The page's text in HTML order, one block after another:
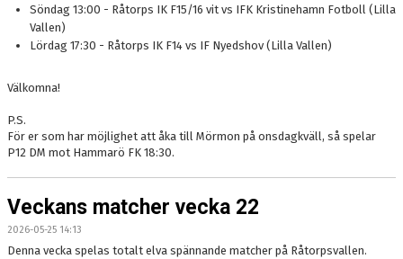
Söndag 13:00 - Råtorps IK F15/16 vit vs IFK Kristinehamn Fotboll (Lilla
Vallen)
Lördag 17:30 - Råtorps IK F14 vs IF Nyedshov (Lilla Vallen)
Välkomna!
P.S.
För er som har möjlighet att åka till Mörmon på onsdagkväll, så spelar
P12 DM mot Hammarö FK 18:30.
Veckans matcher vecka 22
2026-05-25 14:13
Denna vecka spelas totalt elva spännande matcher på Råtorpsvallen.